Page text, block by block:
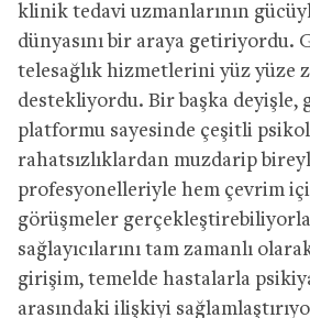
klinik tedavi uzmanlarının
dünyasını bir araya getiriyordu.
telesağlık hizmetlerini yüz yüze
destekliyordu. Bir başka
platformu sayesinde çeşitli
rahatsızlıklardan muzdarip
profesyonelleriyle hem çevrim içi
görüşmeler
sağlayıcılarını tam zamanlı
girişim, temelde hastalarla
arasındaki ilişkiyi